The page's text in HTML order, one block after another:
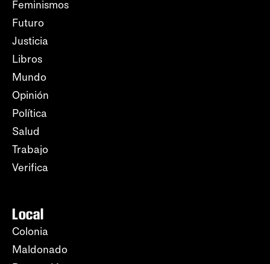
Feminismos
Futuro
Justicia
Libros
Mundo
Opinión
Política
Salud
Trabajo
Verifica
Local
Colonia
Maldonado